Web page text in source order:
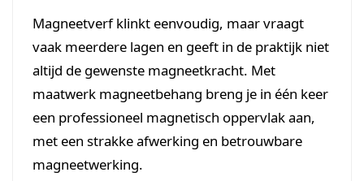
Magneetverf klinkt eenvoudig, maar vraagt
vaak meerdere lagen en geeft in de praktijk niet
altijd de gewenste magneetkracht. Met
maatwerk magneetbehang breng je in één keer
een professioneel magnetisch oppervlak aan,
met een strakke afwerking en betrouwbare
magneetwerking.